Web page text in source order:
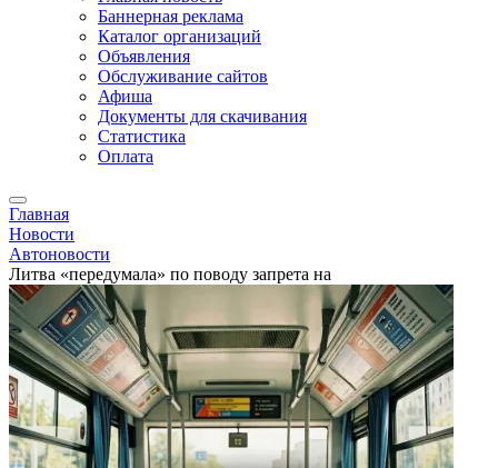
Баннерная реклама
Каталог организаций
Объявления
Обслуживание сайтов
Афиша
Документы для скачивания
Статистика
Оплата
Главная
Новости
Автоновости
Литва «передумала» по поводу запрета на